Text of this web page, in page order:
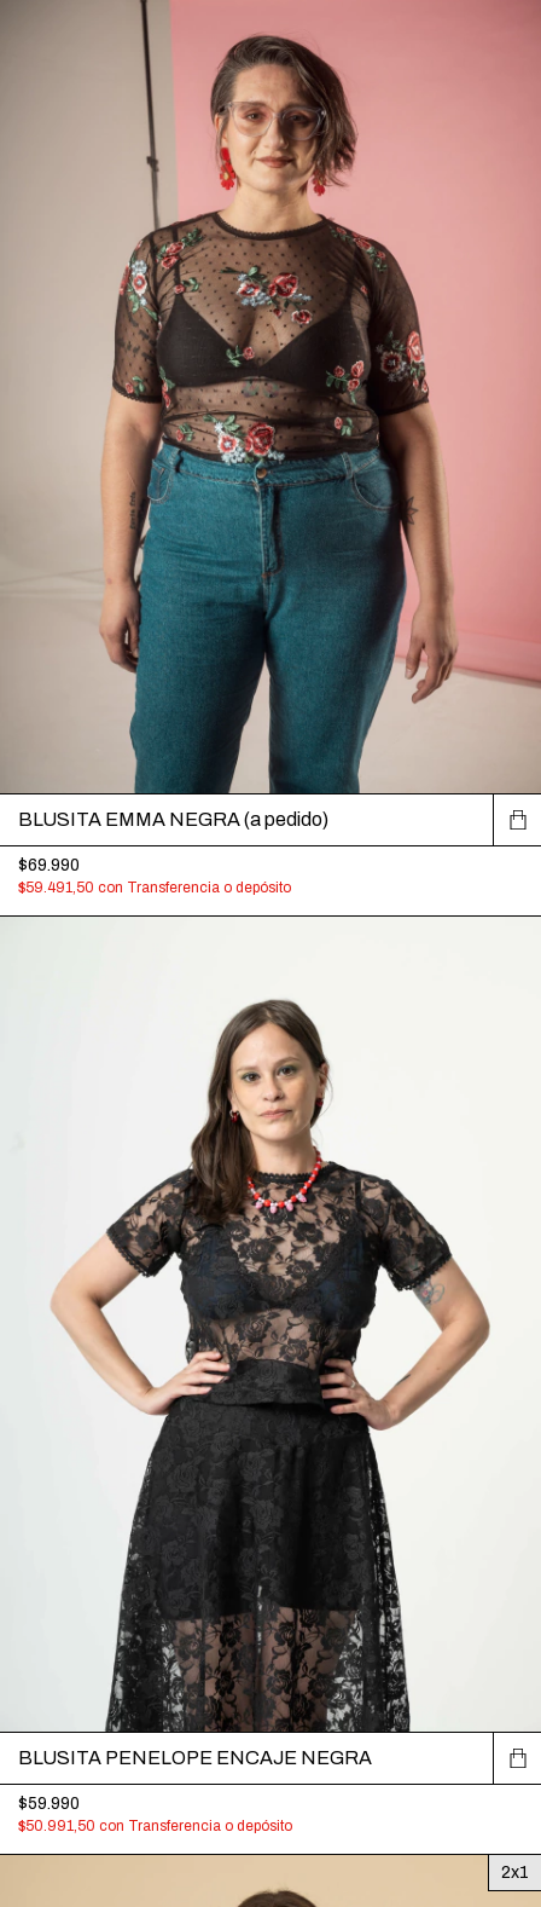
BLUSITA EMMA NEGRA (a pedido)
$69.990
$59.491,50 con Transferencia o depósito
BLUSITA PENELOPE ENCAJE NEGRA
$59.990
$50.991,50 con Transferencia o depósito
2x1